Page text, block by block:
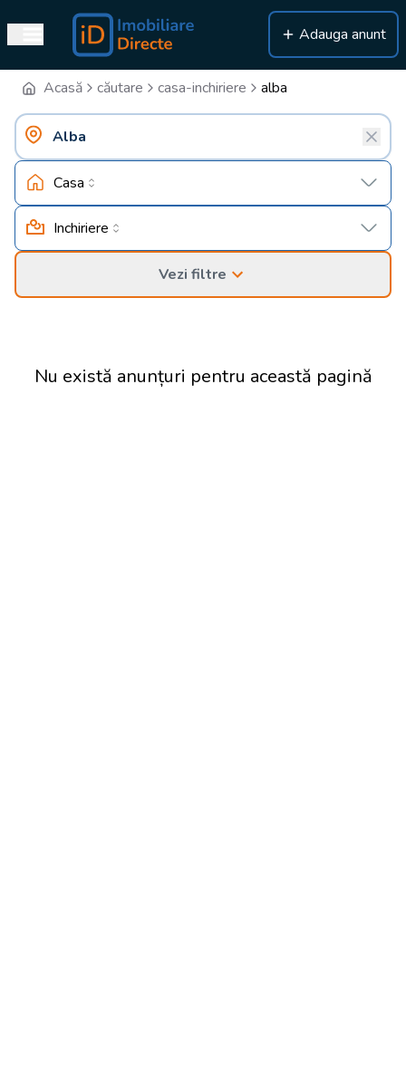
Adauga anunt
Acasă căutare casa-inchiriere alba
Casa
Inchiriere
Vezi filtre
Nu există anunțuri pentru această pagină